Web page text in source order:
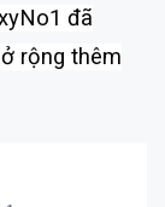
đã
rộng thêm